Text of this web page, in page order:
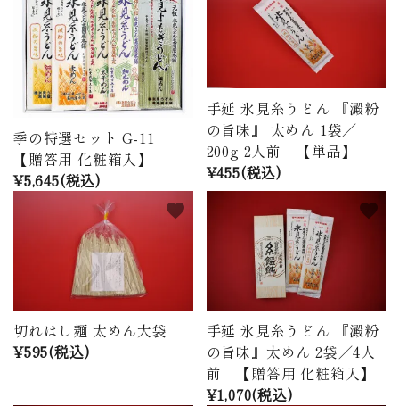
meeting_room ログイン person 新規会員登録
商品から探す
価格から探す
ご利用ガイド
プライバシーポリシー
特定商取引法について
お問い合わせ
ページ一覧
季の特選セット G-11
【贈答用 化粧箱入】
¥5,645(税込)
手延 氷見糸うどん 『澱粉
の旨味』 太めん 1袋／
200g 2人前 【単品】
¥455(税込)
切れはし麺 太めん大袋
¥595(税込)
favorite
手延 氷見糸うどん 『澱粉
の旨味』太めん 2袋／4人
前 【贈答用 化粧箱入】
¥1,070(税込)
favorite